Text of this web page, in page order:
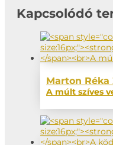
Kapcsolódó
Marton Réka
A múlt szíves